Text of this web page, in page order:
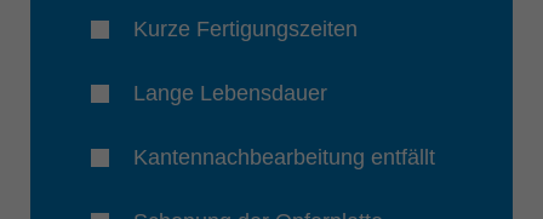
Kurze Fertigungszeiten
Lange Lebensdauer
Kantennachbearbeitung entfällt